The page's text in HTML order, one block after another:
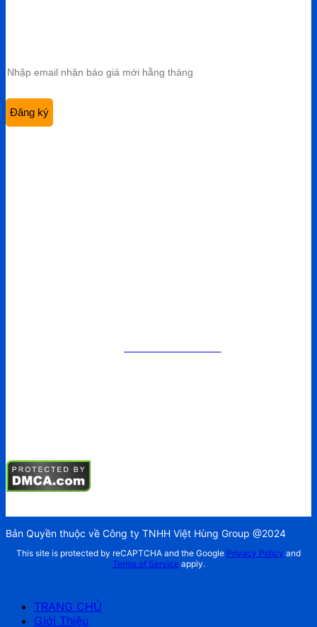
Bản Quyền thuộc về Công ty TNHH Việt Hùng Group @2024
This site is protected by reCAPTCHA and the Google Privacy Policy and
Terms of Serviceapply.
TRANG CHỦ
Giới Thiệu